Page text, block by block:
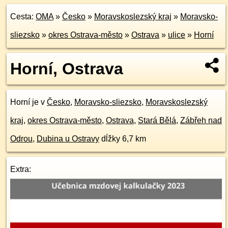
Cesta: OMA» Česko » Moravskoslezský kraj » Moravsko-
sliezsko » okres Ostrava-město » Ostrava » ulice » Horní
Horní, Ostrava
Horní je v Česko, Moravsko-sliezsko, Moravskoslezský
kraj, okres Ostrava-město, Ostrava, Stará Bělá, Zábřeh nad
Odrou, Dubina u Ostravy dĺžky 6,7 km
Extra: